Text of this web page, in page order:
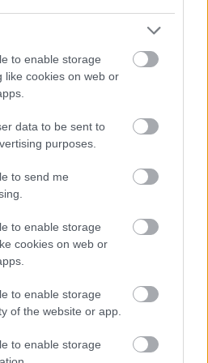
to enable storage
like cookies on web or
data to be sent to
purposes.
to send me
to enable storage
cookies on web or
to enable storage
of the website or app.
to enable storage
sareng daging bulak
dina latar anu haneut.
anu langkung luhur.
College London mendakan
usus besar. Éta
tai sareng ningkatkeun